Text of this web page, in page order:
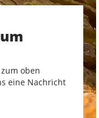
oben
eine Nachricht